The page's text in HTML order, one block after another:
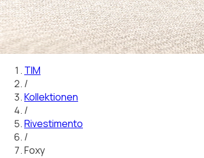
Gewählte Farbe
Foxy 01
01/24
01 02 03 04 05 06 07 08 09 10 11
TIM
/
Kollektionen
/
Rivestimento
/
Foxy